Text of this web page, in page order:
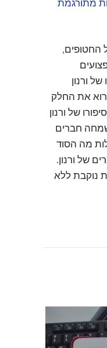
מתורגמת
ורנון
לקרוא את החלק
של ורנון
חברים
מה הסוד
של ורנון.
נוקבת ללא